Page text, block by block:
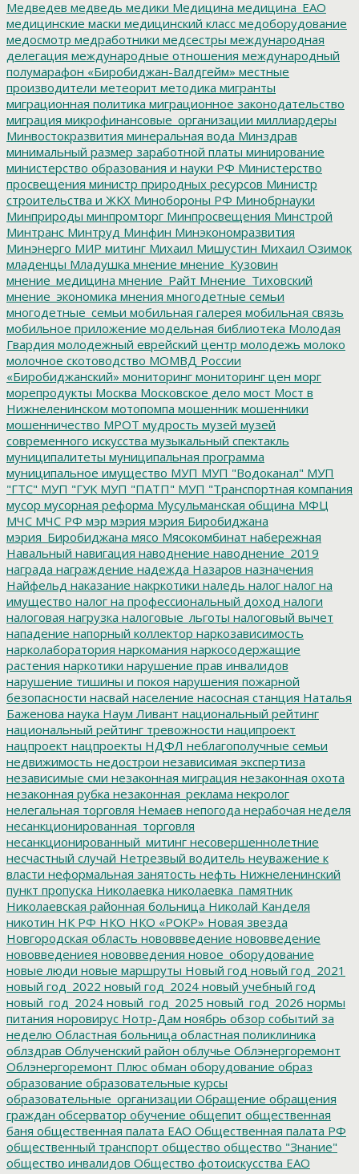
Медведев медведь медики Медицина медицина_ЕАО
медицинские маски медицинский класс медоборудование
медосмотр медработники медсестры международная
делегация международные отношения международный
полумарафон «Биробиджан-Валдгейм» местные
производители метеорит методика мигранты
миграционная политика миграционное законодательство
миграция микрофинансовые_организации миллиардеры
Минвостокразвития минеральная вода Минздрав
минимальный размер заработной платы минирование
министерство образования и науки РФ Министерство
просвещения министр природных ресурсов Министр
строительства и ЖКХ Минобороны РФ Минобрнауки
Минприроды минпромторг Минпросвещения Минстрой
Минтранс Минтруд Минфин Минэкономразвития
Минэнерго МИР митинг Михаил Мишустин Михаил Озимок
младенцы Младушка мнение мнение_Кузовин
мнение_медицина мнение_Райт Мнение_Тиховский
мнение_экономика мнения многодетные семьи
многодетные_семьи мобильная галерея мобильная связь
мобильное приложение модельная библиотека Молодая
Гвардия молодежный еврейский центр молодежь молоко
молочное скотоводство МОМВД России
«Биробиджанский» мониторинг мониторинг цен морг
морепродукты Москва Московское дело мост Мост в
Нижнеленинском мотопомпа мошенник мошенники
мошенничество МРОТ мудрость музей музей
современного искусства музыкальный спектакль
муниципалитеты муниципальная программа
муниципальное имущество МУП МУП "Водоканал" МУП
"ГТС" МУП "ГУК МУП "ПАТП" МУП "Транспортная компания
мусор мусорная реформа Мусульманская община МФЦ
МЧС МЧС РФ мэр мэрия мэрия Биробиджана
мэрия_Биробиджана мясо Мясокомбинат набережная
Навальный навигация наводнение наводнение_2019
награда награждение надежда Назаров назначения
Найфельд наказание накркотики наледь налог налог на
имущество налог на профессиональный доход налоги
налоговая нагрузка налоговые_льготы налоговый вычет
нападение напорный коллектор наркозависимость
нарколаборатория наркомания наркосодержащие
растения наркотики нарушение прав инвалидов
нарушение тишины и покоя нарушения пожарной
безопасности насвай население насосная станция Наталья
Баженова наука Наум Ливант национальный рейтинг
национальный рейтинг тревожности наципроект
нацпроект нацпроекты НДФЛ неблагополучные семьи
недвижимость недострои независимая экспертиза
независимые сми незаконная миграция незаконная охота
незаконная рубка незаконная_реклама некролог
нелегальная торговля Немаев непогода нерабочая неделя
несанкционированная_торговля
несанкционированный_митинг несовершеннолетние
несчастный случай Нетрезвый водитель неуважение к
власти неформальная занятость нефть Нижнеленинский
пункт пропуска Николаевка николаевка_памятник
Николаевская районная больница Николай Канделя
никотин НК РФ НКО НКО «РОКР» Новая звезда
Новгородская область нововвведение нововведение
нововведениея нововведения новое_оборудование
новые люди новые маршруты Новый год новый год_2021
новый год_2022 новый год_2024 новый учебный год
новый_год_2024 новый_год_2025 новый_год_2026 нормы
питания норовирус Нотр-Дам ноябрь обзор событий за
неделю Областная больница областная поликлиника
облздрав Облученский район облучье Облэнергоремонт
Облэнергоремонт Плюс обман оборудование образ
образование образовательные курсы
образовательные_организации Обращение обращения
граждан обсерватор обучение общепит общественная
баня общественная палата ЕАО Общественная палата РФ
общественный транспорт общество общество "Знание"
общество инвалидов Общество фотоискусства ЕАО